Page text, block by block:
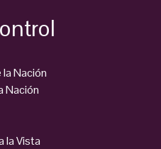
Nación
Nación
la Vista